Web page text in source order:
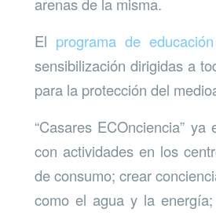
arenas de la misma.
El programa de
sensibilización dirigidas a
para la protección del
“Casares ECOnciencia”
con actividades en los
de consumo; crear
como el agua y la